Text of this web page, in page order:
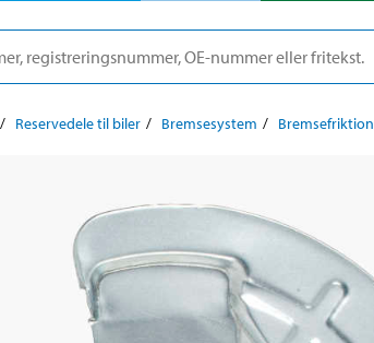
Reservedele til biler Bremsesystem Bremsefriktion